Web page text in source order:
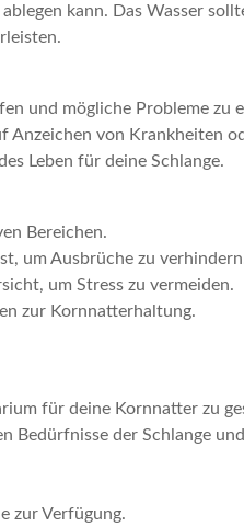
kann. Das Wasser⁢
und mögliche Probleme zu
Anzeichen von‌ Krankheiten
Leben für deine Schlange.
Bereichen.
um Ausbrüche zu
um Stress zu vermeiden.
zur Kornnatterhaltung.
für deine Kornnatter zu
Bedürfnisse der Schlange
zur Verfügung.